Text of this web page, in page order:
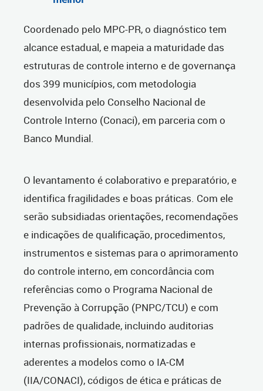
Coordenado pelo MPC-PR, o diagnóstico tem
alcance estadual, e mapeia a maturidade das
estruturas de controle interno e de governança
dos 399 municípios, com metodologia
desenvolvida pelo Conselho Nacional de
Controle Interno (Conaci), em parceria com o
Banco Mundial.
O levantamento é colaborativo e preparatório, e
identifica fragilidades e boas práticas. Com ele
serão subsidiadas orientações, recomendações
e indicações de qualificação, procedimentos,
instrumentos e sistemas para o aprimoramento
do controle interno, em concordância com
referências como o Programa Nacional de
Prevenção à Corrupção (PNPC/TCU) e com
padrões de qualidade, incluindo auditorias
internas profissionais, normatizadas e
aderentes a modelos como o IA‑CM
(IIA/CONACI), códigos de ética e práticas de